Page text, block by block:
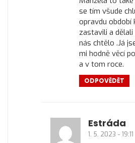
se tím všude
opravdu období
zastavili a
nás chtělo .Já
mi hodně věcí
a v tom roce.
ODPOVĚDĚT
Estráda
1. 5. 2023 - 19:11